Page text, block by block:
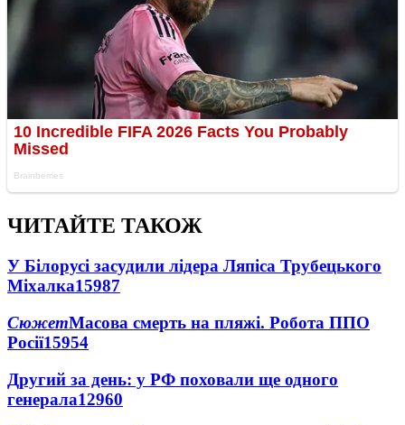
ЧИТАЙТЕ ТАКОЖ
У Білорусі засудили лідера Ляпіса Трубецького
Міхалка15987
СюжетМасова смерть на пляжі. Робота ППО
Росії15954
Другий за день: у РФ поховали ще одного
генерала12960